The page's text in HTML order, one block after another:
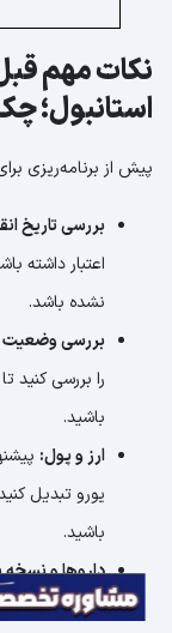
نکات مهم
استانبول؛
پیش از برنامهریزی
بررسی تاریخ
اعتبار داشته
نشده باشد.
بررسی وضعیت
را بررسی کنید
باشید.
ارز و پول:
یورو تبدیل
باشید.
داروها و
نسخه پزشکی از